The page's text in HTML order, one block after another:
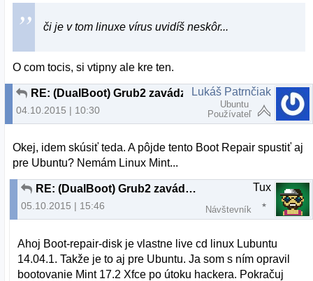
či je v tom linuxe vírus uvidíš neskôr...
O com tocis, si vtipny ale kre ten.
RE: (DualBoot) Grub2 zavádzač sa nezobrazuje pri spustení PC
04.10.2015 | 10:30
Lukáš Patrnčiak
Ubuntu
Používateľ
Okej, idem skúsiť teda. A pôjde tento Boot Repair spustiť aj
pre Ubuntu? Nemám Linux Mint...
RE: (DualBoot) Grub2 zavádzač sa nezobrazuje pri spustení PC
05.10.2015 | 15:46
Tux
Návštevník
Ahoj Boot-repair-disk je vlastne live cd linux Lubuntu
14.04.1. Takže je to aj pre Ubuntu. Ja som s ním opravil
bootovanie Mint 17.2 Xfce po útoku hackera. Pokračuj